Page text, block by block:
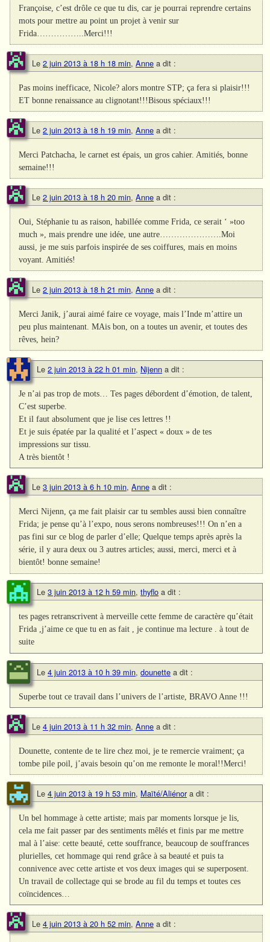
Françoise, c’est drôle ce que tu dis, car je pourrai reprendre certains
mots pour mettre au point un projet à venir sur
Frida……………..Merci!!!
Le 2 juin 2013 à 18 h 18 min, Anne a dit :
Pas moins inefficace, Nicole? alors montre STP; ça fera si plaisir!!!
ET bonne renaissance au clignotant!!!Bisous spéciaux!!!
Le 2 juin 2013 à 18 h 19 min, Anne a dit :
Merci Patchacha, le carnet est épais, un gros cahier. Amitiés, bonne
semaine!!!
Le 2 juin 2013 à 18 h 20 min, Anne a dit :
Oui, Stéphanie tu as raison, habillée comme Frida, ce serait ‘ »too
much », mais prendre une idée, une autre………………….Moi
aussi, je me suis parfois inspirée de ses coiffures, mais en moins
voyant. Amitiés!
Le 2 juin 2013 à 18 h 21 min, Anne a dit :
Merci Janik, j’aurai aimé faire ce voyage, mais l’Inde m’attire un
peu plus maintenant. MAis bon, on a toutes un avenir, et toutes des
rêves, hein?
Le 2 juin 2013 à 22 h 01 min, Nijenn a dit :
Je n’ai pas trop de mots… Tes pages débordent d’émotion, de talent,
C’est superbe.
Et il faut absolument que je lise ces lettres !!
Et je suis épatée par la qualité et l’aspect « doux » de tes
impressions sur tissu.
A très bientôt !
Le 3 juin 2013 à 6 h 10 min, Anne a dit :
Merci Nijenn, ça me fait plaisir car tu sembles aussi bien connaître
Frida; je pense qu’à l’expo, nous serons nombreuses!!! On n’en a
pas fini sur ce blog de parler d’elle; Quelque temps après après la
série, il y aura deux ou 3 autres articles; aussi, merci, merci et à
bientôt! bonne semaine!
Le 3 juin 2013 à 12 h 59 min, thyflo a dit :
tes pages retranscrivent à merveille cette femme de caractère qu’était
Frida ,j’aime ce que tu en as fait , je continue ma lecture . à tout de
suite
Le 4 juin 2013 à 10 h 39 min, dounette a dit :
Superbe tout ce travail dans l’univers de l’artiste, BRAVO Anne !!!
Le 4 juin 2013 à 11 h 32 min, Anne a dit :
Dounette, contente de te lire chez moi, je te remercie vraiment; ça
tombe pile poil, j’avais besoin qu’on me remonte le moral!!Merci!
Le 4 juin 2013 à 19 h 53 min, Maïté/Aliénor a dit :
Un bel hommage à cette artiste; mais par moments lorsque je lis,
cela me fait passer par des sentiments mêlés et finis par me mettre
mal à l’aise: cette beauté, cette souffrance, beaucoup de souffrances
plurielles, cet hommage qui rend grâce à sa beauté et puis ta
connivence avec cette artiste et vos deux images qui se superposent.
Un travail de collectage qui se brode au fil du temps et toutes ces
coïncidences…
Le 4 juin 2013 à 20 h 52 min, Anne a dit :